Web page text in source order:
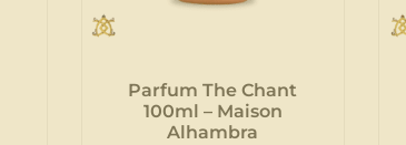
Parfum The Chant
100ml – Maison
Alhambra